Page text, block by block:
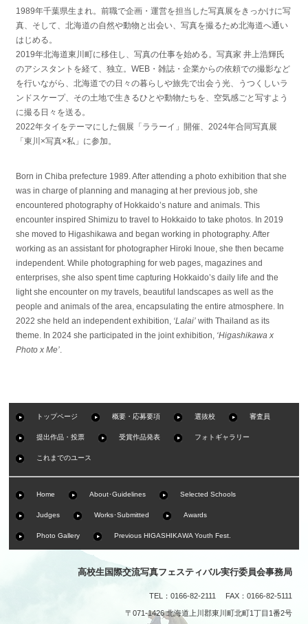
1989年千葉県生まれ。前職で企画・運営を担当した写真展をきっかけに写
真、そして、北海道の自然や動物と出会い、写真を撮るため北海道へ通い
はじめる。
2019年北海道東川町に移住し、写真の仕事を始める。写真家 井上浩輝氏
のアシスタントを経て、独立。WEB・雑誌・企業からの依頼での撮影など
を行いながら、北海道での日々の暮らしや旅先で出会う光、うつくしいラ
ンドスケープ、その土地で生きるひとや動物たちを、空気感ごと写すよう
に撮る日々を送る。
2022年タイをテーマにした個展「ララーイ」開催、2024年合同写真展
「東川×写真×私」に参加。
Born in Chiba prefecture 1989. After attending a photo exhibition that she
was in charge of planning and managing at her previous job, she
encountered photography of Hokkaido’s nature and animals. This
encounter inspired Shimizu to travel to Hokkaido to take photos. In 2019
she moved to Higashikawa and began working in photography. After
working as an assistant for photographer Hiroki Inoue, she then became
independent. While photographing for web pages, magazines and
enterprises, she also spent time capturing Hokkaido’s daily life and the
light she encounter on my travels, beautiful landscapes as well as the
people and animals of the area, encapsulating the entire atmosphere. In
2022 she held an independent exhibition, ‘Lalai’ with Thailand as its
theme. In 2024 she participated in the joint exhibition, ‘Higashikawa x
Photo x Me’.
トップページ 概要・応募要項 選抜校 審査員
提出作品・投票 受賞作品発表 フォトギャラリー
これまでのユース
Home About･Guidelines Selected Schools
Judges Works･Submitted Awards
Photo Gallery Previous HIGASHIKAWA Youth Fest.
高校生国際交流写真フェスティバル実行委員会事務局
TEL：0166-82-2111 FAX：0166-82-5111
〒071-1426 北海道上川郡東川町北町1丁目1番2号